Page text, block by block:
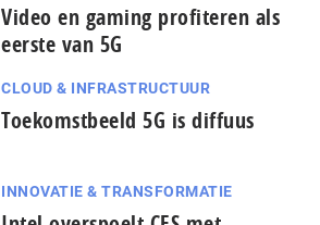
Video en gaming profiteren als
eerste van 5G
CLOUD & INFRASTRUCTUUR
Toekomstbeeld 5G is diffuus
INNOVATIE & TRANSFORMATIE